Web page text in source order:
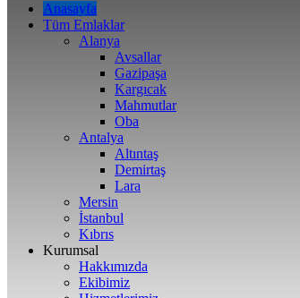
Anasayfa
Tüm Emlaklar
Alanya
Avsallar
Gazipaşa
Kargıcak
Mahmutlar
Oba
Antalya
Altıntaş
Demirtaş
Lara
Mersin
İstanbul
Kıbrıs
Kurumsal
Hakkımızda
Ekibimiz